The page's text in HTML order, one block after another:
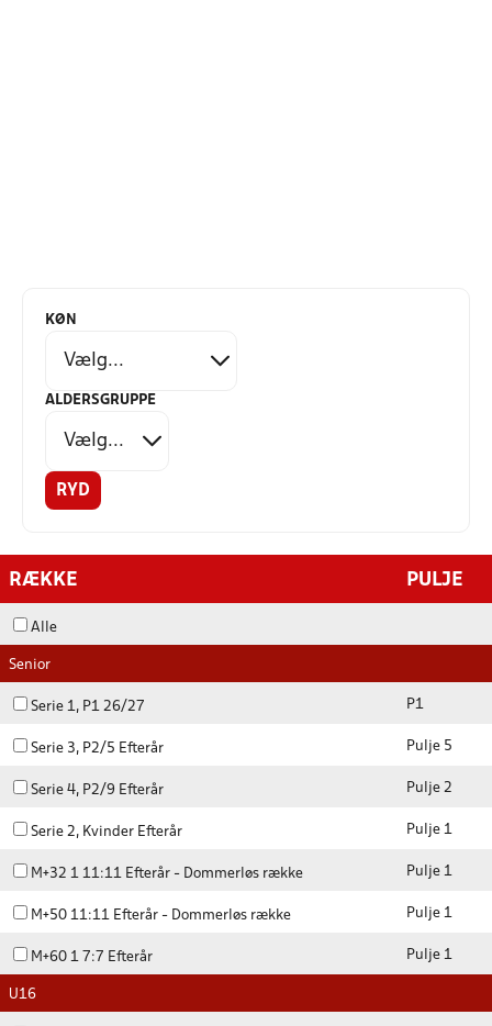
KØN
ALDERSGRUPPE
RYD
RÆKKE PULJE
Alle
Senior
Serie 1, P1 26/27 P1
Serie 3, P2/5 Efterår Pulje 5
Serie 4, P2/9 Efterår Pulje 2
Serie 2, Kvinder Efterår Pulje 1
M+32 1 11:11 Efterår - Dommerløs række Pulje 1
M+50 11:11 Efterår - Dommerløs række Pulje 1
M+60 1 7:7 Efterår Pulje 1
U16